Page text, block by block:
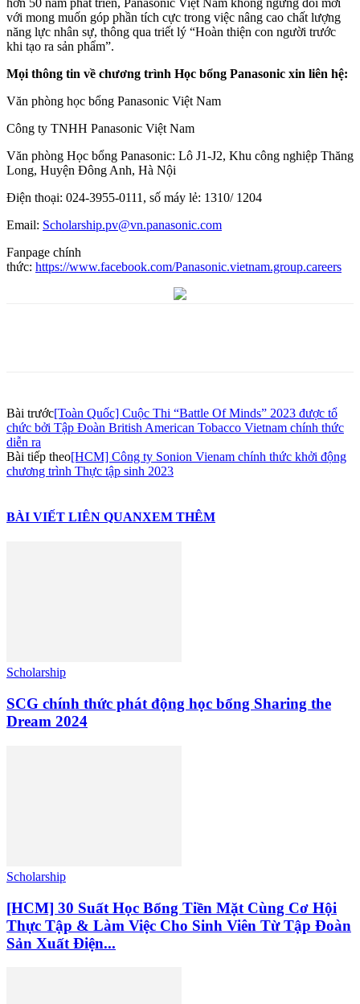
với mong muốn góp phần tích cực trong việc nâng cao chất lượng
năng lực nhân sự, thông qua triết lý “Hoàn thiện con người trước
khi tạo ra sản phẩm”.
Mọi thông tin về chương trình Học bổng Panasonic xin liên hệ:
Văn phòng học bổng Panasonic Việt Nam
Công ty TNHH Panasonic Việt Nam
Văn phòng Học bổng Panasonic: Lô J1-J2, Khu công nghiệp Thăng
Long, Huyện Đông Anh, Hà Nội
Điện thoại: 024-3955-0111, số máy lẻ: 1310/ 1204
Email: Scholarship.pv@vn.panasonic.com
Fanpage chính
thức: https://www.facebook.com/Panasonic.vietnam.group.careers
Bài trước[Toàn Quốc] Cuộc Thi “Battle Of Minds” 2023 được tổ
chức bởi Tập Đoàn British American Tobacco Vietnam chính thức
diễn ra
Bài tiếp theo[HCM] Công ty Sonion Vienam chính thức khởi động
chương trình Thực tập sinh 2023
BÀI VIẾT LIÊN QUANXEM THÊM
Scholarship
SCG chính thức phát động học bổng Sharing the
Dream 2024
Scholarship
[HCM] 30 Suất Học Bổng Tiền Mặt Cùng Cơ Hội
Thực Tập & Làm Việc Cho Sinh Viên Từ Tập Đoàn
Sản Xuất Điện...